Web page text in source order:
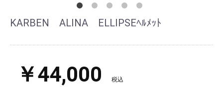
KARBEN ALINA ELLIPSEﾍﾙﾒｯﾄ
￥44,000 税込